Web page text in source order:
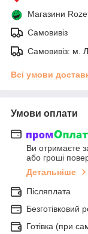
Магазини
Самовивіз
Самовивіз: м.
Всі умови
Умови оплати
Ви отримаєте
або гроші
Детальніше
Післяплата
Безготівковий
Готівка (при